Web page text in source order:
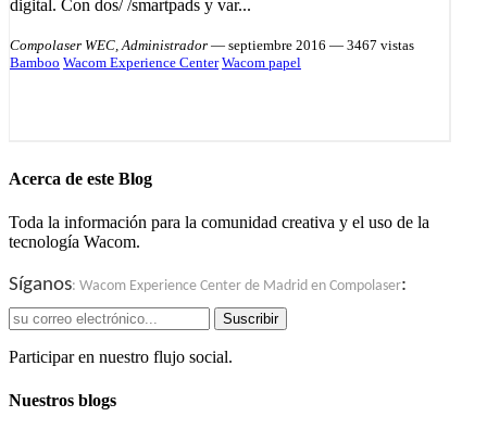
digital. Con dos/ /smartpads y var...
Compolaser WEC, Administrador — septiembre 2016 — 3467 vistas
Bamboo Wacom Experience Center Wacom papel
Acerca de este Blog
Toda la información para la comunidad creativa y el uso de la
tecnología Wacom.
Síganos: Wacom Experience Center de Madrid en Compolaser:
Suscribir
Participar en nuestro flujo social.
Nuestros blogs